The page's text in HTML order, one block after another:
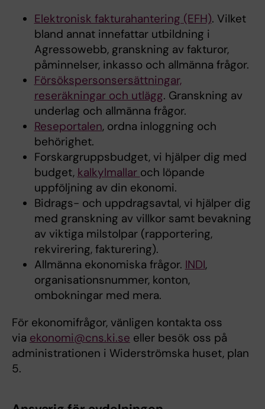
Elektronisk fakturahantering (EFH). Vilket
bland annat innefattar utbildning i
Agressowebb, granskning av fakturor,
påminnelser, inkasso och allmänna frågor.
Försökspersonsersättningar,
reseräkningar och utlägg. Granskning av
underlag och allmänna frågor.
Reseportalen, ordna inloggning och
behörighet.
Forskargruppsbudget, vi hjälper dig med
budget, kalkylmallar och löpande
uppföljning av din ekonomi.
Bidrags- och uppdragsavtal, vi hjälper dig
med granskning av villkor samt bevakning
av viktiga milstolpar (rapportering,
rekvirering, fakturering).
Allmänna ekonomiska frågor. INDI,
organisationsnummer, konton,
ombokningar med mera.
För ekonomifrågor, vänligen kontakta oss
via ekonomi@cns.ki.se eller besök oss på
administrationen i Widerströmska huset, plan
5.